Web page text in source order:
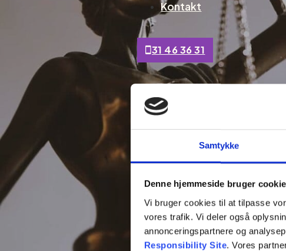
Samtykke
Denne hjemmeside bruger
Vi bruger cookies til at tilpasse
vores trafik. Vi deler også
annonceringspartnere og
Responsibility Site. Vores
Kontakt
31 46 36 31